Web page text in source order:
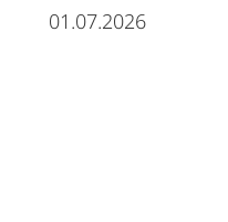
01.07.2026